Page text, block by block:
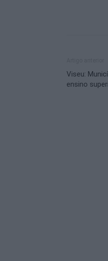
Viseu:
ensino